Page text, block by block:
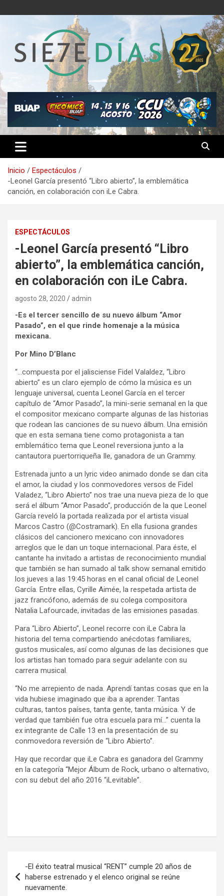
al
Semanario 7 Días
Inicio
Espectáculos
-Leonel García presentó “Libro abierto”, la emblemática
canción, en colaboración con iLe Cabra.
ESPECTÁCULOS
-Leonel García presentó “Libro
abierto”, la emblemática canción,
en colaboración con iLe Cabra.
agosto 28, 2020 admin
-Es el tercer sencillo de su nuevo álbum “Amor
Pasado”, en el que rinde homenaje a la música
mexicana.
Por Mino D’Blanc
“…compuesta por el jalisciense Fidel Valaldez, “Libro
abierto” es un claro ejemplo de cómo la música es un
lenguaje universal, cuenta Leonel García en el tercer
capítulo de “Amor Pasado”, la mini-serie semanal en la que
el compositor mexicano comparte algunas de las historias
que rodean las canciones de su nuevo álbum. Una emisión
que en esta semana tiene como protagonista a tan
emblemático tema que Leonel reversiona junto a la
cantautora puertorriqueña Ile, ganadora de un Grammy.
Estrenada junto a un lyric video animado donde se dan cita
el amor, la ciudad y los conmovedores versos de Fidel
Valadez, “Libro Abierto” nos trae una nueva pieza de lo que
será el álbum “Amor Pasado”, producción de la que Leonel
García reveló la portada realizada por el artista visual
Marcos Castro (@Costramark). En ella fusiona grandes
clásicos del cancionero mexicano con innovadores
arreglos que le dan un toque internacional. Para éste, el
cantante ha invitado a artistas de reconocimiento mundial
que también se han sumado al talk show semanal emitido
los jueves a las 19:45 horas en el canal oficial de Leonel
García. Entre ellas, Cyrille Aimée, la respetada artista de
jazz francófono, además de su colega compositora
Natalia Lafourcade, invitadas de las emisiones pasadas.
Para “Libro Abierto”, Leonel recorre con iLe Cabra la
historia del tema compartiendo anécdotas familiares,
gustos musicales, así como algunas de las decisiones que
los artistas han tomado para seguir adelante con su
carrera musical.
“No me arrepiento de nada. Aprendí tantas cosas que en la
vida hubiese imaginado que iba a aprender. Tantas
culturas, tantos países, tanta gente, tanta música. Y de
verdad que también fue otra escuela para mí…” cuenta la
ex integrante de Calle 13 en la presentación de su
conmovedora reversión de “Libro Abierto”.
Hay que recordar que iLe Cabra es ganadora del Grammy
en la categoría “Mejor Álbum de Rock, urbano o alternativo,
con su debut del año 2016 “iLevitable”.
de
entradas
-El éxito teatral musical “RENT” cumple 20 años de
haberse estrenado y el elenco original se reúne
nuevamente.